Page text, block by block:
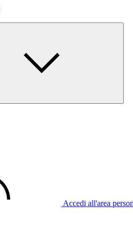
Accedi all'area